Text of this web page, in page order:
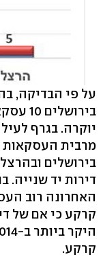
יוקרה. בגרף
מרבית העסקאות
בירושלים
דירות יד שנייה.
האחרונה רוב
קרקע כי אם של
קרקע.